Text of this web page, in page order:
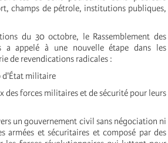
champs de pétrole, institutions publiques,
du 30 octobre, le Rassemblement des
a appelé à une nouvelle étape dans les
de revendications radicales :
d'État militaire
des forces militaires et de sécurité pour leurs
un gouvernement civil sans négociation ni
armées et sécuritaires et composé par des